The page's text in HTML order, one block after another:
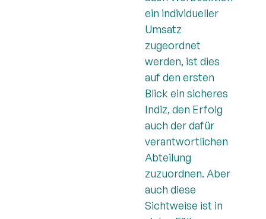
ein individueller
Umsatz
zugeordnet
werden, ist dies
auf den ersten
Blick ein sicheres
Indiz, den Erfolg
auch der dafür
verantwortlichen
Abteilung
zuzuordnen. Aber
auch diese
Sichtweise ist in